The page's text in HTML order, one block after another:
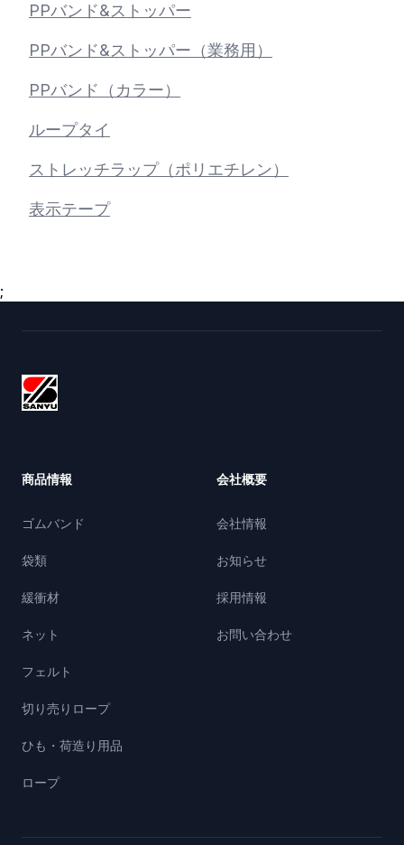
PPバンド&ストッパー
PPバンド&ストッパー（業務用）
PPバンド（カラー）
ループタイ
ストレッチラップ（ポリエチレン）
表示テープ
;
商品情報
ゴムバンド
袋類
緩衝材
ネット
フェルト
切り売りロープ
ひも・荷造り用品
ロープ
会社概要
会社情報
お知らせ
採用情報
お問い合わせ